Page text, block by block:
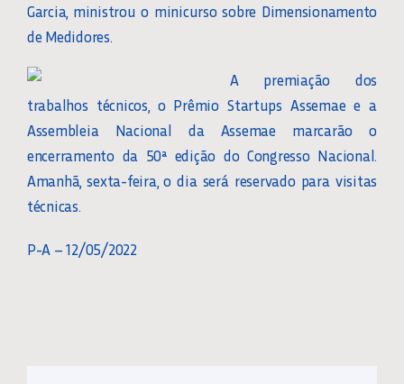
Garcia, ministrou o minicurso sobre Dimensionamento
de Medidores.
A premiação dos
trabalhos técnicos, o Prêmio Startups Assemae e a
Assembleia Nacional da Assemae marcarão o
encerramento da 50ª edição do Congresso Nacional.
Amanhã, sexta-feira, o dia será reservado para visitas
técnicas.
P-A – 12/05/2022